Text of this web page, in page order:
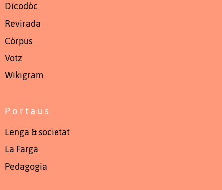
Dicodòc
Revirada
Còrpus
Votz
Wikigram
Portaus
Lenga & societat
La Farga
Pedagogia